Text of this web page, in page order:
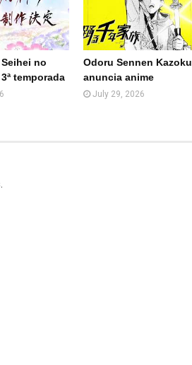
no
temporada
Odoru Sennen Kazoku
anuncia anime
July 29, 2026